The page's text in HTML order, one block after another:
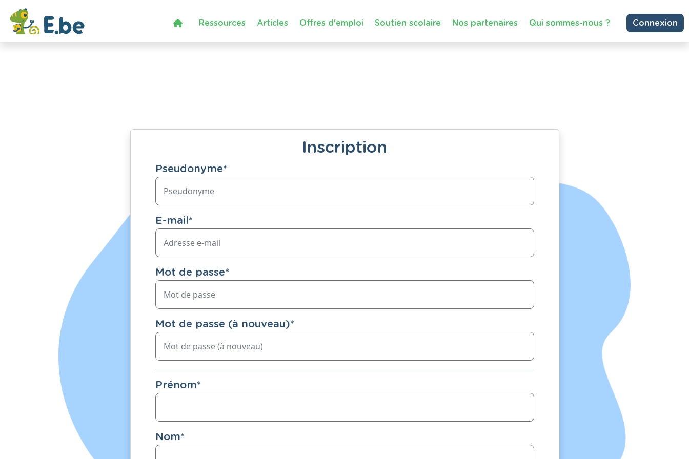
Ressources Articles Offres d'emploi Soutien scolaire Nos partenaires Qui sommes-nous ? Connexion
Inscription
Pseudonyme*
E-mail*
Mot de passe*
Mot de passe (à nouveau)*
Prénom*
Nom*